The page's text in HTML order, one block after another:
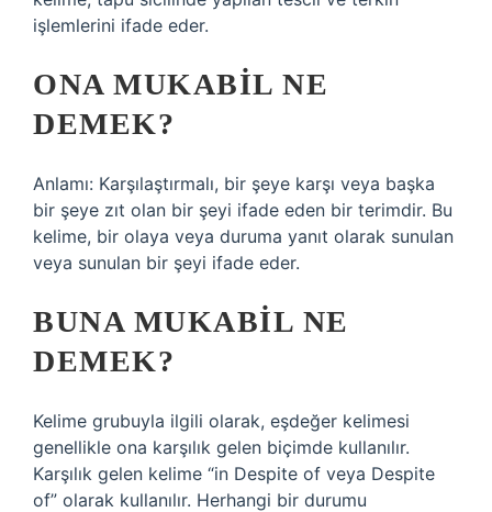
işlemlerini ifade eder.
ONA MUKABIL NE
DEMEK?
Anlamı: Karşılaştırmalı, bir şeye karşı veya başka
bir şeye zıt olan bir şeyi ifade eden bir terimdir. Bu
kelime, bir olaya veya duruma yanıt olarak sunulan
veya sunulan bir şeyi ifade eder.
BUNA MUKABIL NE
DEMEK?
Kelime grubuyla ilgili olarak, eşdeğer kelimesi
genellikle ona karşılık gelen biçimde kullanılır.
Karşılık gelen kelime “in Despite of veya Despite
of” olarak kullanılır. Herhangi bir durumu